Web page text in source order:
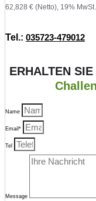
62,828 € (Netto), 19% MwSt.
Tel.: 035723-479012
ERHALTEN
Name
Email*
Tel
Message